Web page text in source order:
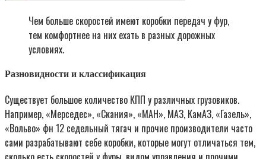
Чем больше скоростей имеют коробки передач у фур,
тем комфортнее на них ехать в разных дорожных
условиях.
Разновидности и классификация
Существует большое количество КПП у различных грузовиков.
Например, «Мерседес», «Скания», «МАН», МАЗ, КамАЗ, «Газель»,
«Вольво» фн 12 седельный тягач и прочие производители часто
сами разрабатывают себе коробки, которые могут отличаться тем,